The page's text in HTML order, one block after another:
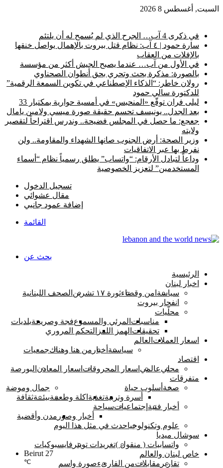
السبت, أغسطس 8 2026
في ذكرى 4 آب… الجرح الذي لم يُسمح له أن يلتئم
سارة حمود | ٤ آب: نظام قتل بيروت بالإهمال يواصل خنقها
بالإفلات من العقاب
في الأول من آب… عندما يصبح الجيش أكثر من مؤسسة
بالصورة: مذكرة بحث وتحري بحق أنطوان الصحناوي
رولان خاطر: “الذكاء الإصطناعي في تكوين السمعة الرقمية”
للدكتورة سالي حمود
ليلى فران توقّع «المنحبس» في أمسية حوارية بمكتبار 33
بعد الجدل.. يونيسف تحسم حقيقة صورة ميسي ولامين يامال
جعجع: ما حصل في المجلس فضيحة.. وندرس اقتراحاً لتقصير
ولايته
وزير الصحة: أرض الجنوب صانها الشهداء والمقاومة.. ولن
نفرط بها عبر الاتفاقيات
وداعاً لتبادل الأرقام: “واتساب” يطلق رسمياً نظام “أسماء
المستخدمين” لتعزيز الخصوصية
تسجيل الدخول
مقال عشوائي
إضافة عمود جانبي
القائمة
بحث عن
الرئيسية
اخبار لبنان
سياسة امن وقضاءثورة ١٧ تشرين
الصحف اللبنانية
انفجار بيروت
محلّيات
مناسبات المرئي والمسموعفجة وصريحةبلديات
تحقيقات الهمز اللمز التحكم المروري
اسعار العملات العالم
سياسىة أخبار من هنا وهناكجمعيات
اقتصاد
محليعالمي اسعار المحروقات اسعار المعادن البورصة
متفرقات
صحة أسلوب حياة
أسرة وتربيةتغذية اكلة وطعمة
جمال وموضة
بيئــةثقافة
أخبار فنية إجتماعياتسياحة
أخبار وصور مدن وأقضية
علوم وتكنولوجياحدث في مثل هذا اليوم
سوشال ميديا
واتسابيات ( منقول )تغريدات تويتر فايسبوكيات
خاص لبنان والعالم
تقارير مقابلاتمن القارىءصورة واسم
Beirut 27
℃